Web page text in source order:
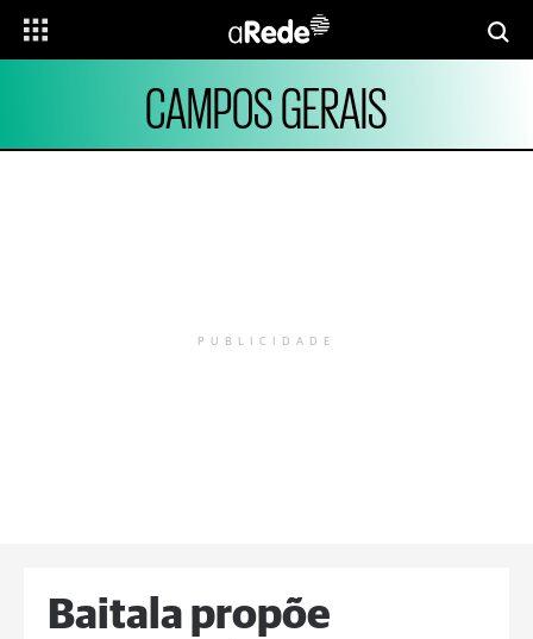
CAMPOS GERAIS
PUBLICIDADE
Baitala propõe